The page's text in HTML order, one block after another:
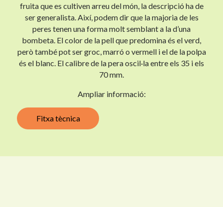
fruita que es cultiven arreu del món, la descripció ha de
ser generalista. Així, podem dir que la majoria de les
peres tenen una forma molt semblant a la d’una
bombeta. El color de la pell que predomina és el verd,
però també pot ser groc, marró o vermell i el de la polpa
és el blanc. El calibre de la pera oscil·la entre els 35 i els
70 mm.
Ampliar informació:
Fitxa tècnica